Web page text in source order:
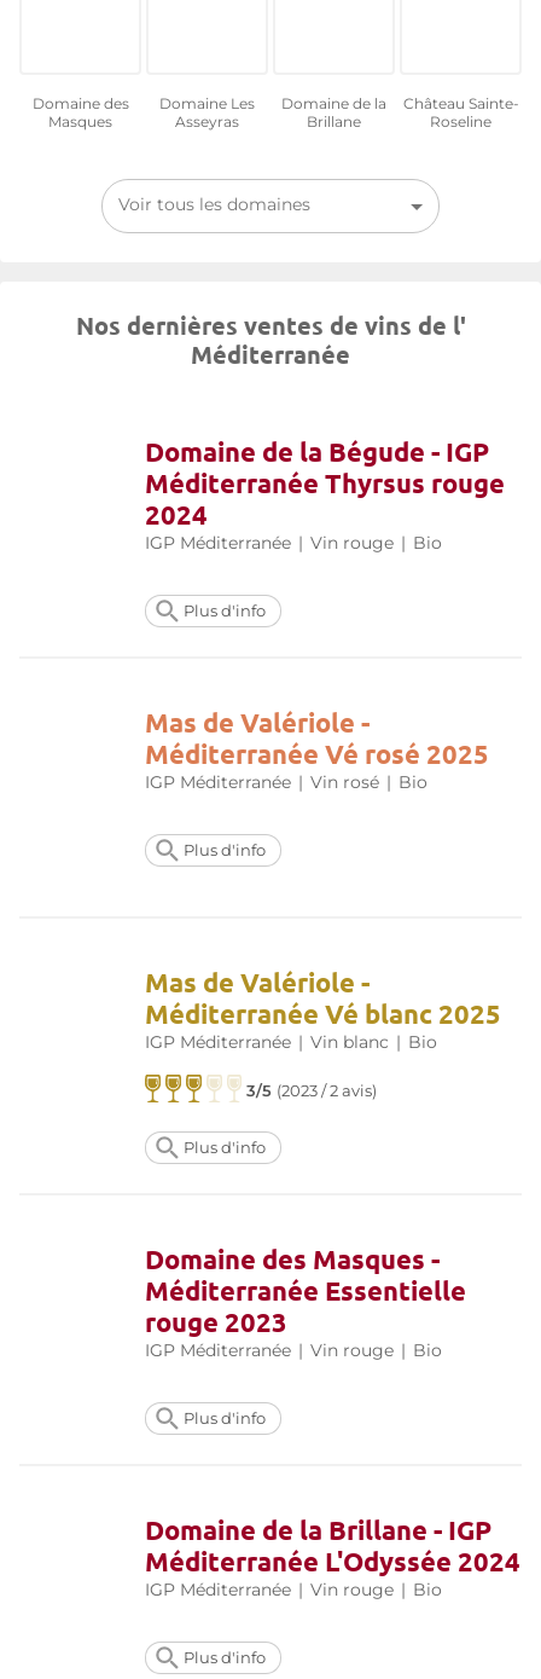
Domaine des
Masques
Domaine Les
Asseyras
Domaine de la
Brillane
Château Sainte-
Roseline
Voir tous les domaines
Nos dernières ventes de vins de l'
Méditerranée
Domaine de la Bégude - IGP
Méditerranée Thyrsus rouge
2024
IGP Méditerranée | Vin rouge | Bio
Plus d'info
Mas de Valériole -
Méditerranée Vé rosé 2025
IGP Méditerranée | Vin rosé | Bio
Plus d'info
Mas de Valériole -
Méditerranée Vé blanc 2025
IGP Méditerranée | Vin blanc | Bio
3/5 (2023 / 2 avis)
Plus d'info
Domaine des Masques -
Méditerranée Essentielle
rouge 2023
IGP Méditerranée | Vin rouge | Bio
Plus d'info
Domaine de la Brillane - IGP
Méditerranée L'Odyssée 2024
IGP Méditerranée | Vin rouge | Bio
Plus d'info